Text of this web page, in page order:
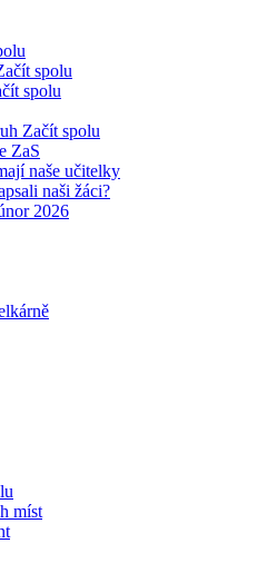
spolu
spolu
Začít spolu
ZaS
naše učitelky
naši žáci?
2026
míst